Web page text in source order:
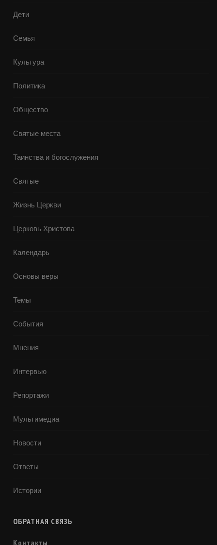
Дети
Семья
Культура
Политика
Общество
Святые места
Таинства и богослужения
Святые
Жизнь Церкви
Церковь Христова
Календарь
Основы веры
Темы
События
Мнения
Интервью
Репортажи
Мультимедиа
Новости
Ответы
Истории
ОБРАТНАЯ СВЯЗЬ
Контакты